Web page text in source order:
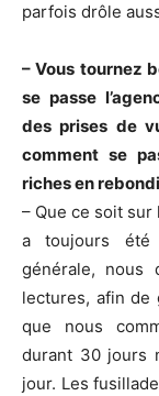
parfois drôle
– Vous tournez
se passe
des prises de
comment se
riches en
– Que ce soit sur
a toujours été
générale, nous
lectures, afin de
que nous
durant 30 jours
jour. Les